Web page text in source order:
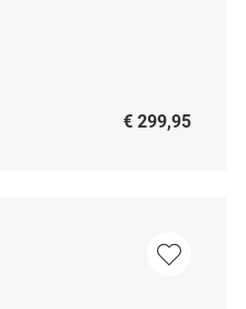
€ 299,95